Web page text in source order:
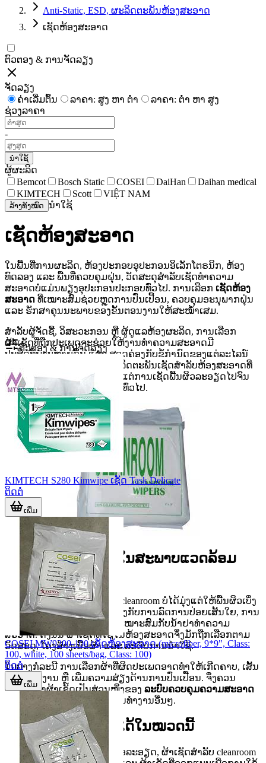
Anti-Static, ESD, ຜະລິດຕະພັນຫ້ອງສະອາດ
ເຊັດຫ້ອງສະອາດ
ຕົວຕອງ & ການຈັດລຽງ
ຈັດລຽງ
ຄ່າເລີ່ມຕົ້ນ
ລາຄາ: ສູງ ຫາ ຕໍ່າ
ລາຄາ: ຕໍ່າ ຫາ ສູງ
ຊ່ວງລາຄາ
-
ນຳໃຊ້
ຜູ້ຜະລິດ
Bemcot
Bosch Static COSEI DaiHan
Daihan medical
KIMTECH
Scott VIỆT NAM
ລ້າງທັງໝົດ ນຳໃຊ້
ເຊັດຫ້ອງສະອາດ
ໃນພື້ນທີ່ການຜະລິດ, ຫ້ອງປະກອບອຸປະກອນອິເລັກໂຕຣນິກ, ຫ້ອງ
ທົດລອງ ແລະ ພື້ນທີ່ຄວບຄຸມຝຸ່ນ, ວັດສະດຸສໍາລັບເຊັດທໍາຄວາມ
ສະອາດບໍ່ແມ່ນພຽງອຸປະກອນປະກອບທົ່ວໄປ. ການເລືອກ ເຊັດຫ້ອງ
ສະອາດ ທີ່ເໝາະສົມຊ່ວຍຫຼຸດການປົ່ນເປື້ອນ, ຄວບຄຸມອະນຸພາກຝຸ່ນ
ແລະ ຮັກສາຄຸນນະພາບຂອງຂັ້ນຕອນງານໃຫ້ສະໝໍ້າເສມ.
ສໍາລັບຜູ້ຈັດຊື້, ວິສະວະກອນ ຫຼື ຜູ້ດູແລຫ້ອງຜະລິດ, ການເລືອກ
ຜ້າເຊັດທີ່ຖືກປະເພດຈະຊ່ວຍໃຫ້ງານທໍາຄວາມສະອາດມີ
ປະສິດທິພາບຫຼາຍຂຶ້ນ ແລະ ສອດຄ່ອງກັບຂໍ້ກໍານົດຂອງແຕ່ລະໄລນ໌
ງານ. ໜ້າໝວດນີ້ຮວບຮວມຜະລິດຕະພັນເຊັດສໍາລັບຫ້ອງສະອາດທີ່
ນໍາໃຊ້ໄດ້ຫຼາຍສະພາບວຽກ ຕັ້ງແຕ່ການເຊັດພື້ນຜິວລະອຽດໄປຈົນ
ເຖິງວຽກບໍລິການຄວາມສະອາດທົ່ວໄປ.
ບົດບາດຂອງຜ້າເຊັດໃນສະພາບແວດລ້ອມ
ຫ້ອງສະອາດ
ວຽກເຊັດທໍາຄວາມສະອາດໃນ cleanroom ບໍ່ໄດ້ມຸ່ງແຕ່ໃຫ້ພື້ນຜິວເບິ່ງ
ສະອາດເທົ່ານັ້ນ, ແຕ່ຍັງກ່ຽວຂ້ອງກັບການລົດການປ່ອຍເສັ້ນໃຍ, ການ
ຄວບຄຸມອະນຸພາກ ແລະ ຄວາມເໝາະສົມກັບນ້ໍາຢາທໍາຄວາມ
ສະອາດ. ດັ່ງນັ້ນ ຜ້າເຊັດທີ່ໃຊ້ໃນຫ້ອງສະອາດຈຶ່ງມັກຖືກເລືອກຕາມ
ວັດສະດຸ, ໂຄງສ້າງເນື້ອຜ້າ ແລະ ລະດັບການນໍາໃຊ້.
ໃນບາງກໍລະນີ ການເລືອກຜ້າທີ່ຜິດປະເພດອາດທໍາໃຫ້ເກີດຄາບ, ເສັ້ນ
ໃຍຕິດຜິວງານ ຫຼື ເພີ່ມຄວາມສ່ຽງດ້ານການປົ່ນເປື້ອນ. ຈຶ່ງຄວນ
ພິຈາລະນາຜ້າເຊັດເປັນສ່ວນໜຶ່ງຂອງ ລະບົບຄວບຄຸມຄວາມສະອາດ
ຮ່ວມກັບອຸປະກອນ ແລະ ວິທີການທໍາງານອື່ນໆ.
ປະເພດຜ້າເຊັດທີ່ພົບໄດ້ໃນໝວດນີ້
ໃນໝວດນີ້ມີທັງຜ້າເຊັດແບບເນື້ອລະອຽດ, ຜ້າເຊັດສໍາລັບ cleanroom
ຕົວຕອງ & ການຈັດລຽງ
KIMTECH S280 Kimwipe ເຊັດ Task Delicate
ຕິດຕໍ່
ເພີ່ມ
COSEI MW9200-100 ເຊັດຫ້ອງສະອາດ (microfiber, 9*9", Class:
100, white, 100 sheets/bag, Class: 100)
ຕິດຕໍ່
ເພີ່ມ